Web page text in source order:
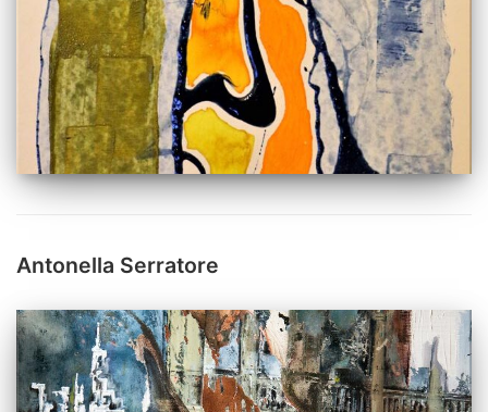
Antonella Serratore